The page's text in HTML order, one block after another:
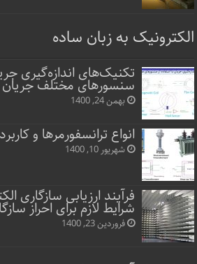
الکترونیک به زبان ساده
تکنیک‌های اندازه‌گیری
سنسورهای مختلف جریان
بهمن 24, 1400
انواع ترانسفورمرها و
شهریور 10, 1400
فرآیند ارزیابی سازگاری
شرایط لازم برای احراز
فروردین 23, 1400